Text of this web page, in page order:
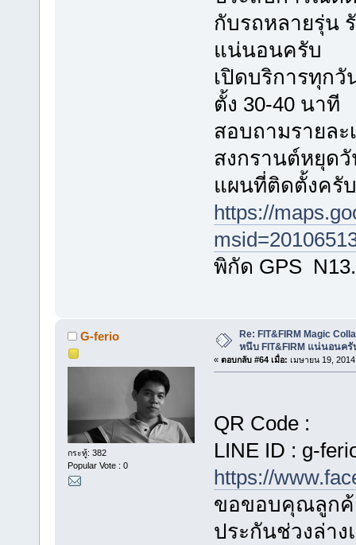
กับรถหลายรุ่น
แน่นอนครับ
เปิดบริการทุกวั
ตั้ง 30-40 นาที
สอบถามรายละ
สงกรานต์หยุดวั
แผนที่ติดตั้งครับ
https://
พิกัด GPS
G-ferio
กระทู้: 382
Popular Vote : 0
Re: FIT&FIRM Magic
หนึบ FIT&FIRM แน่นอนครั
« ตอบกลับ #64 เมื่อ: เมษายน 19,
QR Code :
LINE ID : g-
https://
ขอขอบคุณลูกค้
ประกันช่วงล่า